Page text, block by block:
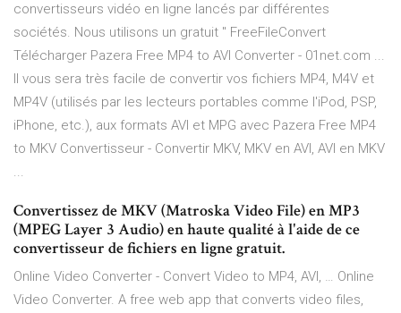
convertisseurs vidéo en ligne lancés par différentes
sociétés. Nous utilisons un gratuit " FreeFileConvert
Télécharger Pazera Free MP4 to AVI Converter - 01net.com ...
Il vous sera très facile de convertir vos fichiers MP4, M4V et
MP4V (utilisés par les lecteurs portables comme l'iPod, PSP,
iPhone, etc.), aux formats AVI et MPG avec Pazera Free MP4
to MKV Convertisseur - Convertir MKV, MKV en AVI, AVI en MKV
...
Convertissez de MKV (Matroska Video File) en MP3
(MPEG Layer 3 Audio) en haute qualité à l'aide de ce
convertisseur de fichiers en ligne gratuit.
Online Video Converter - Convert Video to MP4, AVI, … Online
Video Converter. A free web app that converts video files,